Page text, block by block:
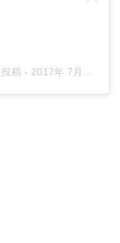
稿 - 2017年 7月月23日午前2時01分PDT